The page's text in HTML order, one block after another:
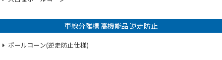
車線分離標 高機能品 逆走防止
ポールコーン(逆走防止仕様)